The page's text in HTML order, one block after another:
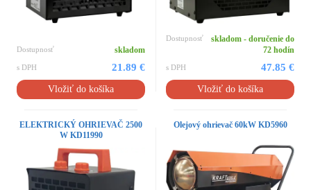
Dostupnosť skladom
s DPH 21.89 €
Vložiť do košíka
Dostupnosť
skladom - doručenie do
72 hodín
s DPH 47.85 €
Vložiť do košíka
ELEKTRICKÝ OHRIEVAČ 2500
W KD11990
Olejový ohrievač 60kW KD5960